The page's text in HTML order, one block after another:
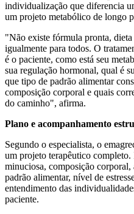
individualização que diferencia
um projeto metabólico de longo
"Não existe fórmula pronta,
igualmente para todos. O
é o paciente, como está seu
sua regulação hormonal, qual é
que tipo de padrão alimentar
composição corporal e quais
do caminho", afirma.
Plano e acompanhamento
Segundo o especialista, o
um projeto terapêutico
minuciosa, composição corporal,
padrão alimentar, nível de
entendimento das
paciente.